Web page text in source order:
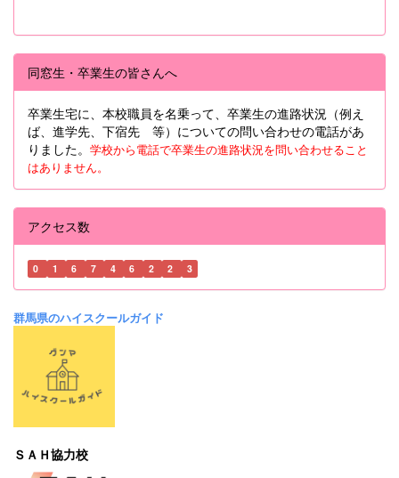
同窓生・卒業生の皆さんへ
卒業生宅に、本校職員を名乗って、卒業生の進路状況（例え
ば、進学先、下宿先 等）についての問い合わせの電話があ
りました。 学校から電話で卒業生の進路状況を問い合わせること
はありません。
アクセス数
0 1 6 7 4 6 2 2 3
群馬県のハイスクールガイド
ＳＡＨ協力校